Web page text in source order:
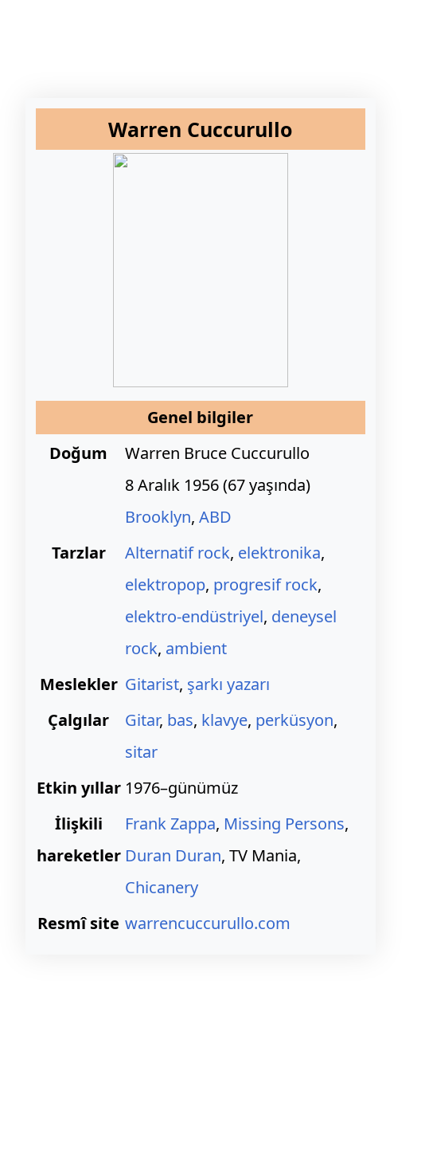
Warren Cuccurullo
Genel bilgiler
Doğum
Warren Bruce Cuccurullo
8 Aralık 1956(67 yaşında)
Brooklyn, ABD
Tarzlar
Alternatif rock, elektronika,
elektropop, progresif rock,
elektro-endüstriyel, deneysel
rock, ambient
Meslekler Gitarist, şarkı yazarı
Çalgılar
Gitar, bas, klavye, perküsyon,
sitar
Etkin yıllar 1976–günümüz
İlişkili
hareketler
Frank Zappa, Missing Persons,
Duran Duran, TV Mania,
Chicanery
Resmî site warrencuccurullo.com